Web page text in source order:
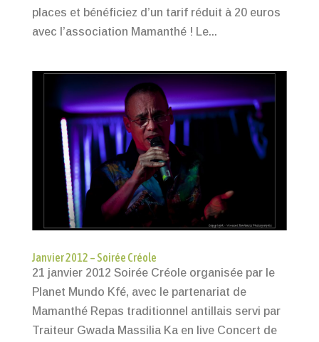
places et bénéficiez d’un tarif réduit à 20 euros
avec l’association Mamanthé ! Le...
Janvier 2012 – Soirée Créole
21 janvier 2012 Soirée Créole organisée par le
Planet Mundo Kfé, avec le partenariat de
Mamanthé Repas traditionnel antillais servi par
Traiteur Gwada Massilia Ka en live Concert de